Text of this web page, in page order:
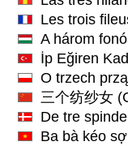
Les trois
A három
İp Eğiren
O trzech
三个纺纱女
De tre
Ba bà kéo